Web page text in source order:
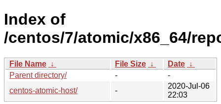
Index of
/centos/7/atomic/x86_64/
File Name ↓ File Size ↓ Date ↓
Parent directory/
-
-
centos-atomic-host/
-
2020-Jul-06
22:03